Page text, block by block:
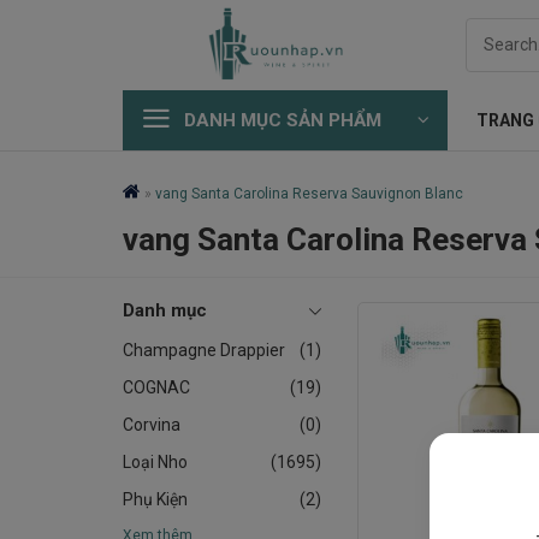
DANH MỤC SẢN PHẨM TRANG
» vang Santa Carolina Reserva Sauvignon Blanc
vang Santa Carolina Reserva
Danh mục
Champagne Drappier
(1)
COGNAC
(19)
Corvina
(0)
Loại Nho
(1695)
Phụ Kiện
(2)
Xem thêm